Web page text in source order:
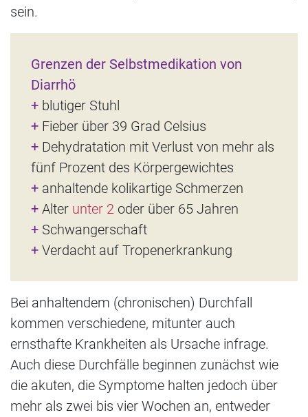
sein.
Grenzen der Selbstmedikation von
Diarrhö
+ blutiger Stuhl
+ Fieber über 39 Grad Celsius
+ Dehydratation mit Verlust von mehr als
fünf Prozent des Körpergewichtes
+ anhaltende kolikartige Schmerzen
+ Alter unter 2 oder über 65 Jahren
+ Schwangerschaft
+ Verdacht auf Tropenerkrankung
Bei anhaltendem (chronischen) Durchfall
kommen verschiedene, mitunter auch
ernsthafte Krankheiten als Ursache infrage.
Auch diese Durchfälle beginnen zunächst wie
die akuten, die Symptome halten jedoch über
mehr als zwei bis vier Wochen an, entweder